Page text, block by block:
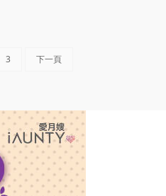
3 下一頁